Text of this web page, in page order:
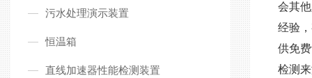
污水处理演示装置
恒温箱
直线加速器性能检测装置
会其
经验
供免
检测